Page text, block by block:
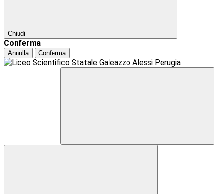
Chiudi
Conferma
Annulla Conferma